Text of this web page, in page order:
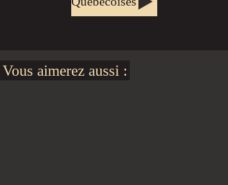
Vous aimerez aussi :